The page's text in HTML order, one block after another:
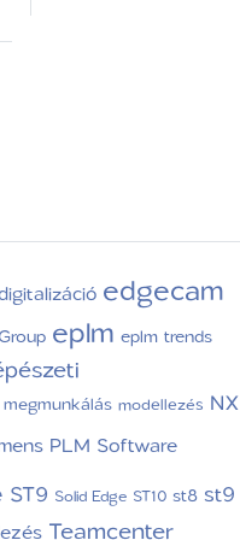
edgecam
eplm eplm trends
megmunkálás modellezés NX
PLM Software
ST9 Solid Edge ST10 st8 st9
Teamcenter